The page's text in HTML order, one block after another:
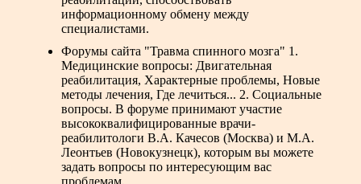
информационному обмену между
специалистами.
Форумы сайта "Травма спинного мозга" 1.
Медицинские вопросы: Двигательная
реабилитация, Характерные проблемы, Новые
методы лечения, Где лечиться... 2. Социальные
вопросы. В форуме принимают участие
высококвалифицированные врачи-
реабилитологи В.А. Качесов (Москва) и М.А.
Леонтьев (Новокузнецк), которым вы можете
задать вопросы по интересующим вас